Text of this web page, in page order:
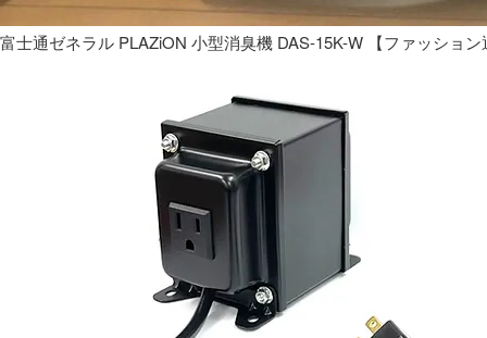
富士通ゼネラル PLAZiON 小型消臭機 DAS-15K-W 【ファッション